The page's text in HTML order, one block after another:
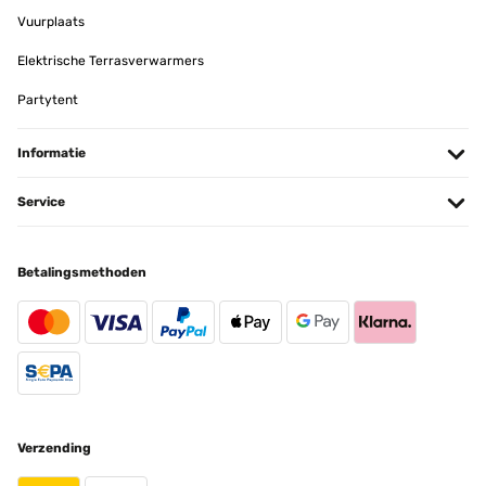
Amazon-Benutzer
Vertaal
GECONTROLEERDE BEOORDELING
article conforme a la photo,tres jolie rendu
Utilisateur d'Amazon
Vertaal
Vuurplaats
Elektrische Terrasverwarmers
Partytent
Informatie
Service
Betalingsmethoden
Verzending